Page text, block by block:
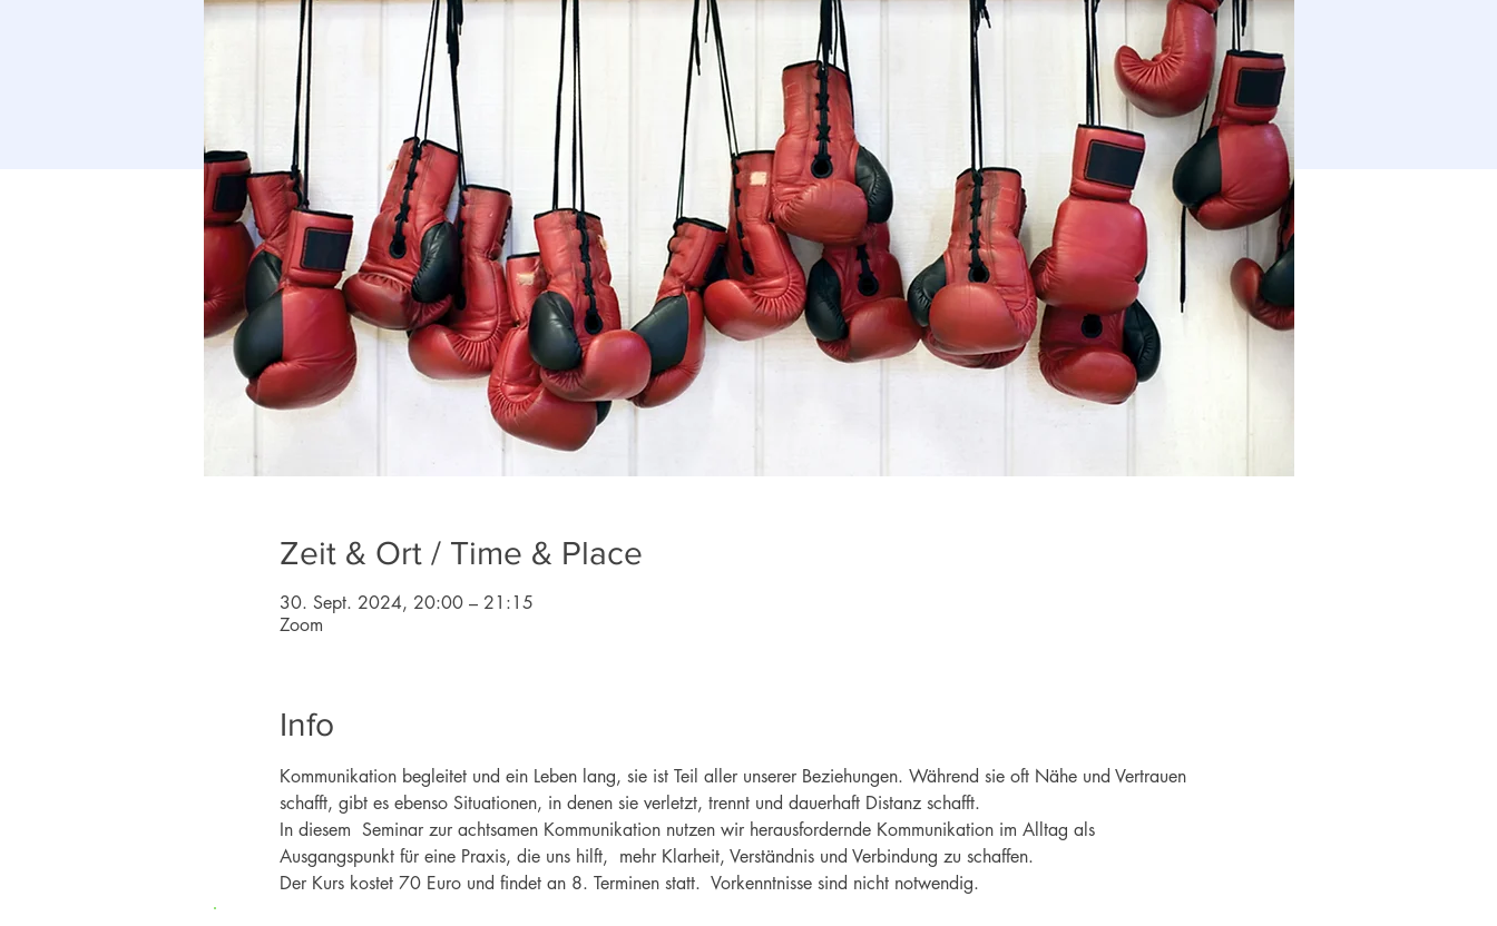
Zeit & Ort / Time & Place
30. Sept. 2024, 20:00 – 21:15
Zoom
Info
Kommunikation begleitet und ein Leben lang, sie ist Teil aller unserer Beziehungen. Während sie oft Nähe und Vertrauen
schafft, gibt es ebenso Situationen, in denen sie verletzt, trennt und dauerhaft Distanz schafft.
In diesem  Seminar zur achtsamen Kommunikation nutzen wir herausfordernde Kommunikation im Alltag als
Ausgangspunkt für eine Praxis, die uns hilft,  mehr Klarheit, Verständnis und Verbindung zu schaffen.
Der Kurs kostet 70 Euro und findet an 8. Terminen statt.  Vorkenntnisse sind nicht notwendig.